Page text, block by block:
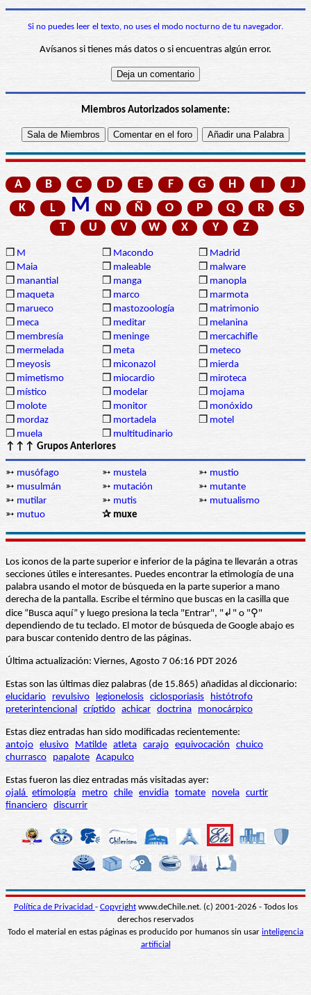
Si no puedes leer el texto, no uses el modo nocturno de tu navegador.
Avísanos si tienes más datos o si encuentras algún error.
Miembros Autorizados solamente:
A B C D E F G H I
J
K
L M N Ñ O P Q R
S
T
U V W X Y Z
❒ M ❒ Macondo ❒ Madrid
❒ Maia ❒ maleable ❒ malware
❒ manantial ❒ manga ❒ manopla
❒ maqueta ❒ marco ❒ marmota
❒ marueco ❒ mastozoología ❒ matrimonio
❒ meca ❒ meditar ❒ melanina
❒ membresía ❒ meninge ❒ mercachifle
❒ mermelada ❒ meta ❒ meteco
❒ meyosis ❒ miconazol ❒ mierda
❒ mimetismo ❒ miocardio ❒ miroteca
❒ místico ❒ modelar ❒ mojama
❒ molote ❒ monitor ❒ monóxido
❒ mordaz ❒ mortadela ❒ motel
❒ muela ❒ multitudinario
↑↑↑ Grupos Anteriores
➳ musófago ➳ mustela ➳ mustio
➳ musulmán ➳ mutación ➳ mutante
➳ mutilar ➳ mutis ➳ mutualismo
➳ mutuo ✰ muxe
Los iconos de la parte superior e inferior de la página te llevarán a otras
secciones útiles e interesantes. Puedes encontrar la etimología de una
palabra usando el motor de búsqueda en la parte superior a mano
derecha de la pantalla. Escribe el término que buscas en la casilla que
dice “Busca aquí” y luego presiona la tecla "Entrar", "↲" o "⚲"
dependiendo de tu teclado. El motor de búsqueda de Google abajo es
para buscar contenido dentro de las páginas.
Última actualización: Viernes, Agosto 7 06:16 PDT 2026
Estas son las últimas diez palabras (de 15.865) añadidas al diccionario:
elucidario
revulsivo legionelosis ciclosporiasis
histótrofo
preterintencional críptido achicar doctrina monocárpico
Estas diez entradas han sido modificadas recientemente:
antojo elusivo Matilde atleta carajo equivocación
chuico
churrasco
papalote Acapulco
Estas fueron las diez entradas más visitadas ayer:
ojalá etimología metro chile envidia tomate novela curtir
financiero discurrir
Política de Privacidad - Copyrightwww.deChile.net. (c) 2001-2026 - Todos los
derechos reservados
Todo el material en estas páginas es producido por humanos sin usar inteligencia
artificial